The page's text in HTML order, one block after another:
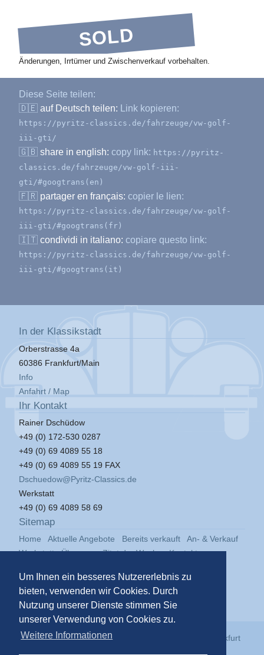
Um Ihnen ein besseres Nutzererlebnis zu
bieten, verwenden wir Cookies. Durch
Nutzung unserer Dienste stimmen Sie
unserer Verwendung von Cookies zu.
Weitere Informationen
SOLD
Änderungen, Irrtümer und Zwischenverkauf vorbehalten.
Diese Seite teilen:
🇩🇪 auf Deutsch teilen: Link kopieren:
https://pyritz-classics.de/fahrzeuge/vw-golf-
iii-gti/
🇬🇧 share in english: copy link: https://pyritz-
classics.de/fahrzeuge/vw-golf-iii-
gti/#googtrans(en)
🇫🇷 partager en français: copier le lien:
https://pyritz-classics.de/fahrzeuge/vw-golf-
iii-gti/#googtrans(fr)
🇮🇹 condividi in italiano: copiare questo link:
https://pyritz-classics.de/fahrzeuge/vw-golf-
iii-gti/#googtrans(it)
In der Klassikstadt
Orberstrasse 4a
60386 Frankfurt/Main
Info
Anfahrt / Map
Ihr Kontakt
Rainer Dschüdow
+49 (0) 172-530 0287
+49 (0) 69 4089 55 18
+49 (0) 69 4089 55 19 FAX
Dschuedow@Pyritz-Classics.de
Werkstatt
+49 (0) 69 4089 58 69
Sitemap
Home Aktuelle Angebote Bereits verkauft
An- & Verkauf
Werkstatt
Über uns Zitat der Woche
Kontakt
© 2026Pyritz Classics GmbH Klassikstadt Frankfurt